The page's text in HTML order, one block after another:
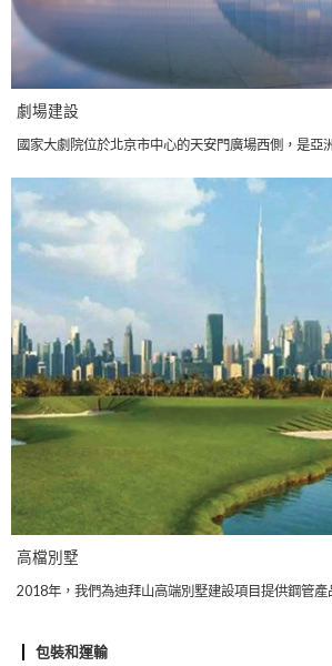
劇場建設
國家大劇院位於北京市中心的天安門廣場西側，是亞
高檔別墅
2018年，我們為迪拜山高端別墅建設項目提供鋼管產
包裝和運輸